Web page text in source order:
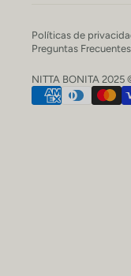
Políticas de
Preguntas Frecuentes
NITTA BONITA